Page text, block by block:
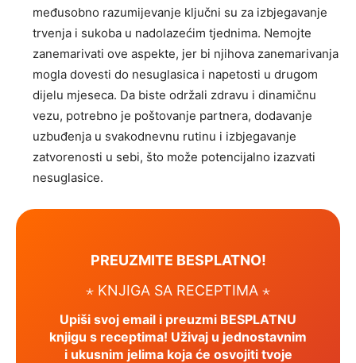
međusobno razumijevanje ključni su za izbjegavanje
trvenja i sukoba u nadolazećim tjednima. Nemojte
zanemarivati ove aspekte, jer bi njihova zanemarivanja
mogla dovesti do nesuglasica i napetosti u drugom
dijelu mjeseca. Da biste održali zdravu i dinamičnu
vezu, potrebno je poštovanje partnera, dodavanje
uzbuđenja u svakodnevnu rutinu i izbjegavanje
zatvorenosti u sebi, što može potencijalno izazvati
nesuglasice.
PREUZMITE BESPLATNO!
⋆ KNJIGA SA RECEPTIMA ⋆
Upiši svoj email i preuzmi BESPLATNU
knjigu s receptima! Uživaj u jednostavnim
i ukusnim jelima koja će osvojiti tvoje